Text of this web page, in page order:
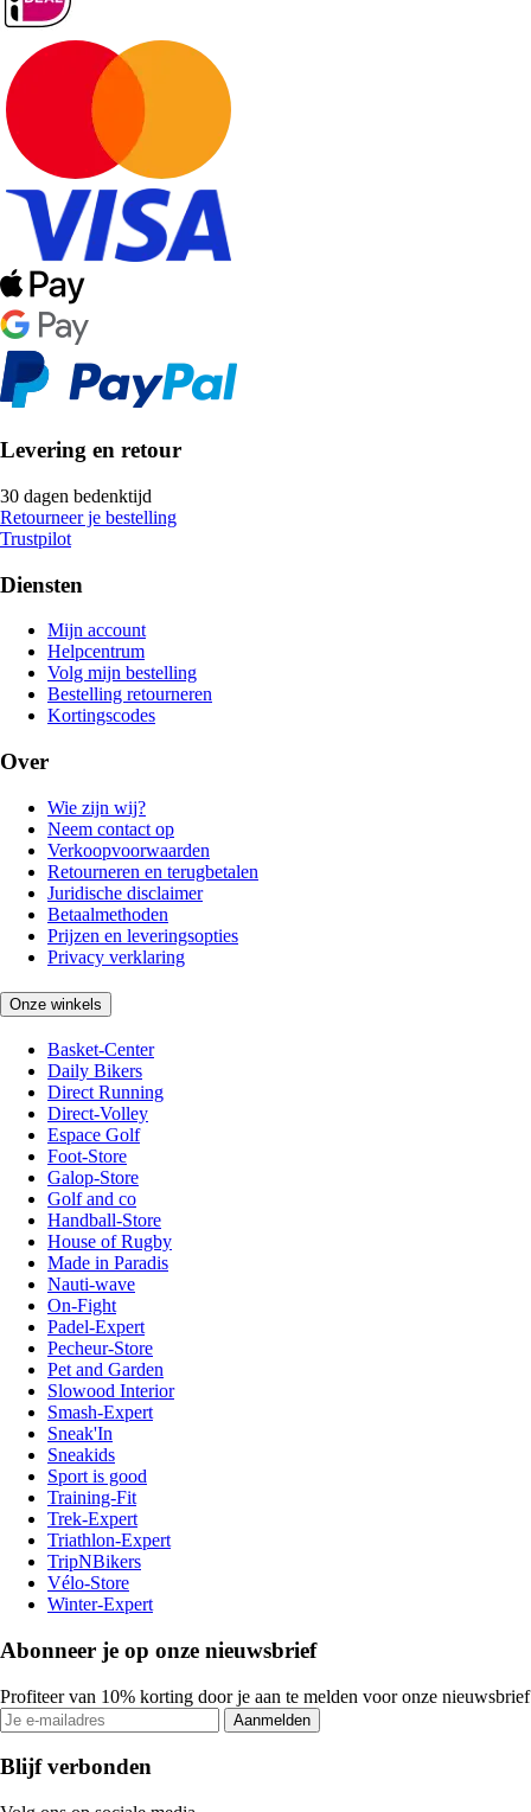
Levering en retour
30 dagen bedenktijd
Retourneer je bestelling
Trustpilot
Diensten
Mijn account
Helpcentrum
Volg mijn bestelling
Bestelling retourneren
Kortingscodes
Over
Wie zijn wij?
Neem contact op
Verkoopvoorwaarden
Retourneren en terugbetalen
Juridische disclaimer
Betaalmethoden
Prijzen en leveringsopties
Privacy verklaring
Onze winkels
Basket-Center
Daily Bikers
Direct Running
Direct-Volley
Espace Golf
Foot-Store
Galop-Store
Golf and co
Handball-Store
House of Rugby
Made in Paradis
Nauti-wave
On-Fight
Padel-Expert
Pecheur-Store
Pet and Garden
Slowood Interior
Smash-Expert
Sneak'In
Sneakids
Sport is good
Training-Fit
Trek-Expert
Triathlon-Expert
TripNBikers
Vélo-Store
Winter-Expert
Abonneer je op onze nieuwsbrief
Profiteer van 10% korting door je aan te melden voor onze nieuwsbrief
Aanmelden
Blijf verbonden